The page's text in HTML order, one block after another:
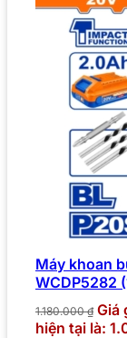
Máy khoan
WCDP5282
1.180.000₫ Giá
hiện tại là: